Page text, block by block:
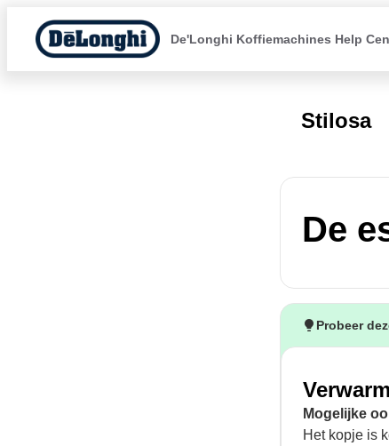
De'Longhi Koffiemachines Help
Stilosa
De
Probeer
Mogelijke
Het kopje is